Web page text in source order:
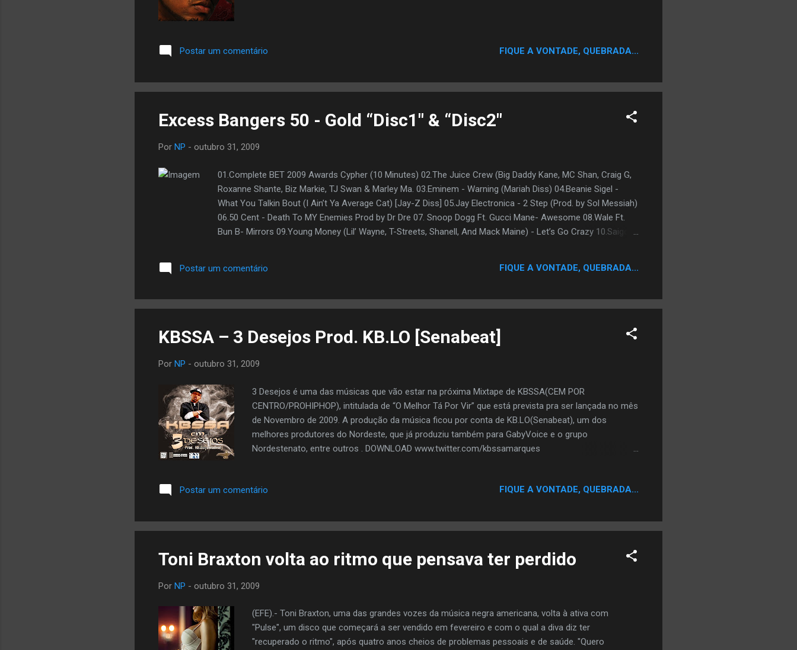
Postar um comentário FIQUE A VONTADE, QUEBRADA...
Excess Bangers 50 - Gold “Disc1″ & “Disc2″
Por NP - outubro 31, 2009
01.Complete BET 2009 Awards Cypher (10 Minutes) 02.The Juice Crew (Big Daddy Kane, MC Shan, Craig G,
Roxanne Shante, Biz Markie, TJ Swan & Marley Ma. 03.Eminem - Warning (Mariah Diss) 04.Beanie Sigel -
What You Talkin Bout (I Ain’t Ya Average Cat) [Jay-Z Diss] 05.Jay Electronica - 2 Step (Prod. by Sol Messiah)
06.50 Cent - Death To MY Enemies Prod by Dr Dre 07. Snoop Dogg Ft. Gucci Mane- Awesome 08.Wale Ft.
Bun B- Mirrors 09.Young Money (Lil’ Wayne, T-Streets, Shanell, And Mack Maine) - Let’s Go Crazy 10.Saigon
Me 15.Sonny Rich Feat. Jadakiss - Hard Living 16.Gucci Mane - Outta Me 17. Class A - Scooped Up “DISC 2″
Wasted Remix 03.DJ Khaled feat. Usher, Young Jeezy, Rick Ros...
Postar um comentário FIQUE A VONTADE, QUEBRADA...
KBSSA – 3 Desejos Prod. KB.LO [Senabeat]
Por NP - outubro 31, 2009
3 Desejos é uma das músicas que vão estar na próxima Mixtape de KBSSA(CEM POR
CENTRO/PROHIPHOP), intitulada de “O Melhor Tá Por Vir” que está prevista pra ser lançada no mês
de Novembro de 2009. A produção da música ficou por conta de KB.LO(Senabeat), um dos
melhores produtores do Nordeste, que já produziu também para GabyVoice e o grupo
Nordestenato, entre outros . DOWNLOAD www.twitter.com/kbssamarques
Postar um comentário FIQUE A VONTADE, QUEBRADA...
Toni Braxton volta ao ritmo que pensava ter perdido
Por NP - outubro 31, 2009
(EFE).- Toni Braxton, uma das grandes vozes da música negra americana, volta à ativa com
"Pulse", um disco que começará a ser vendido em fevereiro e com o qual a diva diz ter
"recuperado o ritmo", após quatro anos cheios de problemas pessoais e de saúde. "Quero